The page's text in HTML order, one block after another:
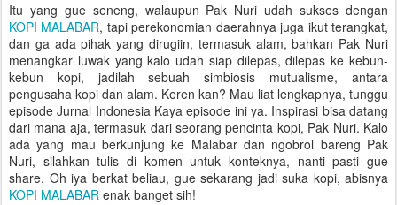
Itu yang gue seneng, walaupun Pak Nuri udah sukses dengan
KOPI MALABAR, tapi perekonomian daerahnya juga ikut terangkat,
dan ga ada pihak yang dirugiin, termasuk alam, bahkan Pak Nuri
menangkar luwak yang kalo udah siap dilepas, dilepas ke kebun-
kebun kopi, jadilah sebuah simbiosis mutualisme, antara
pengusaha kopi dan alam. Keren kan? Mau liat lengkapnya, tunggu
episode Jurnal Indonesia Kaya episode ini ya. Inspirasi bisa datang
dari mana aja, termasuk dari seorang pencinta kopi, Pak Nuri. Kalo
ada yang mau berkunjung ke Malabar dan ngobrol bareng Pak
Nuri, silahkan tulis di komen untuk konteknya, nanti pasti gue
share. Oh iya berkat beliau, gue sekarang jadi suka kopi, abisnya
KOPI MALABAR enak banget sih!